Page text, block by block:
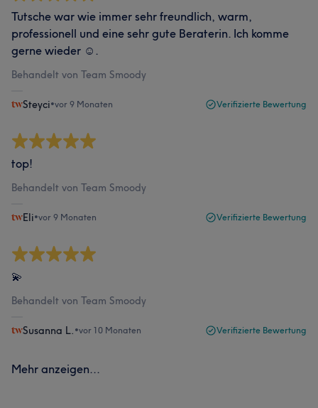
Tutsche war wie immer sehr freundlich, warm,
professionell und eine sehr gute Beraterin. Ich komme
gerne wieder ☺️.
Behandelt von Team Smoody
Steyci•vor 9 Monaten Verifizierte Bewertung
top!
Behandelt von Team Smoody
Eli•vor 9 Monaten Verifizierte Bewertung
💫
Behandelt von Team Smoody
Susanna L. •vor 10 Monaten Verifizierte Bewertung
Mehr anzeigen...